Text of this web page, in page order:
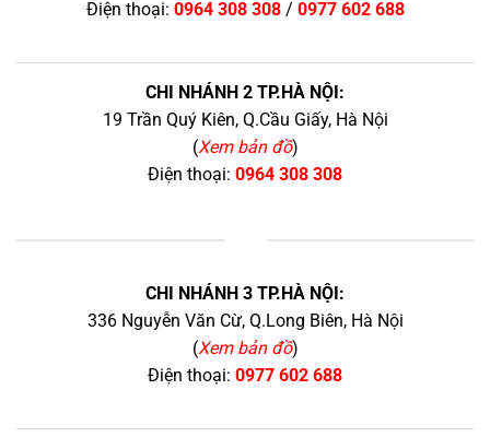
Điện thoại: 0964 308 308/ 0977 602 688
CHI NHÁNH 2 TP.HÀ NỘI:
19 Trần Quý Kiên, Q.Cầu Giấy, Hà Nội
(Xem bản đồ)
Điện thoại: 0964 308 308
CHI NHÁNH 3 TP.HÀ NỘI:
336 Nguyễn Văn Cừ, Q.Long Biên, Hà Nội
(Xem bản đồ)
Điện thoại: 0977 602 688